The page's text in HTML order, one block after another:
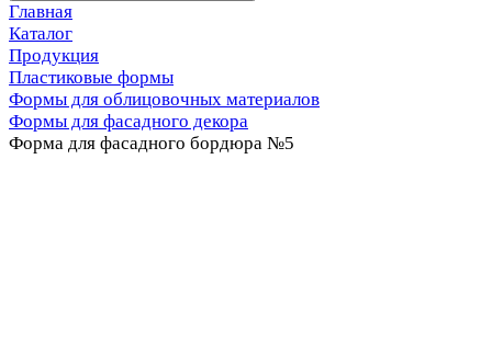
Главная
Каталог
Продукция
Пластиковые формы
Формы для облицовочных материалов
Формы для фасадного декора
Форма для фасадного бордюра №5